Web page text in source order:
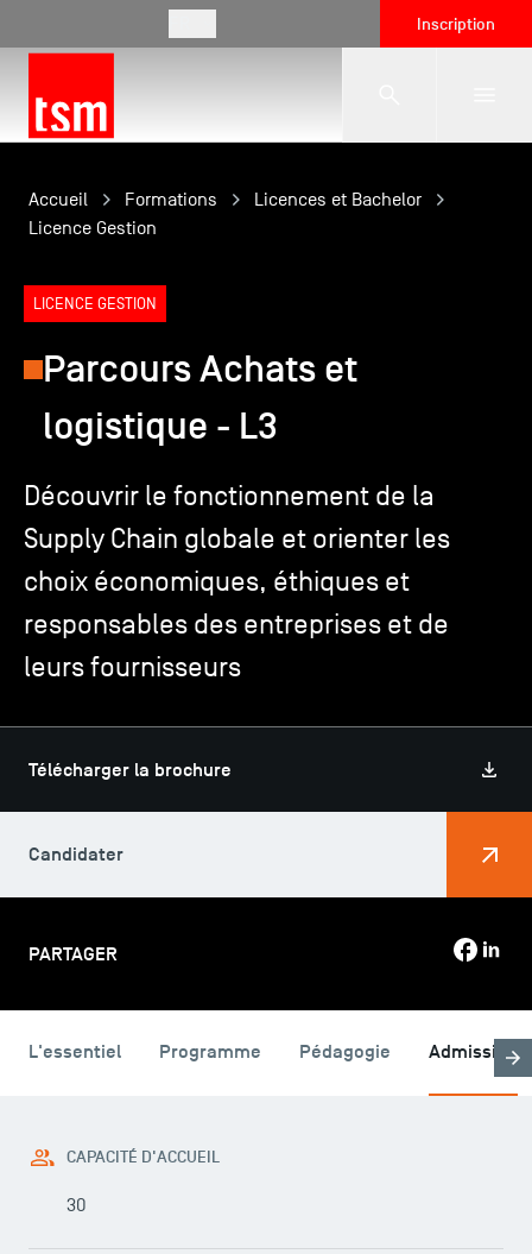
Inscription
L'école
Formations
Vie étudiante
Entreprises
International
TSM-Research
Alumni
PARTAGER
Accueil Formations
Licences et Bachelor
Licence Gestion
LICENCE GESTION
Parcours Achats et
logistique - L3
Découvrir le fonctionnement de la
Supply Chain globale et orienter les
choix économiques, éthiques et
responsables des entreprises et de
leurs fournisseurs
Télécharger la brochure
Candidater
L'essentiel Programme Pédagogie Admission
CAPACITÉ D'ACCUEIL
30